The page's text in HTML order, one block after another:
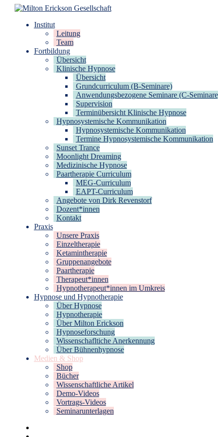
Zum
springenMilton Erickson Gesellschaft
für klinische Hypnose – Regionalstelle Tübingen
Institut
Leitung
Team
Fortbildung
Übersicht
Klinische Hypnose
Übersicht
Grundcurriculum (B-Seminare)
Anwendungsbezogene Seminare (C-
Supervision
Terminübersicht Klinische Hypnose
Hypnosystemische Kommunikation
Hypnosystemische Kommunikation
Termine Hypnosystemische Kommunikation
Sunset Trance
Moonlight Dreaming
Medizinische Hypnose
Paartherapie Curriculum
MEG-Curriculum
EAPT-Curriculum
Angebote von Dirk Revenstorf
Dozent*innen
Kontakt
Praxis
Unsere Praxis
Einzeltherapie
Ketamintherapie
Gruppenangebote
Paartherapie
Therapeut*innen
Hypnotherapeut*innen im Umkreis
Hypnose und Hypnotherapie
Über Hypnose
Hypnotherapie
Über Milton Erickson
Hypnoseforschung
Wissenschafltiche Anerkennung
Über Bühnenhypnose
Medien & Shop
Shop
Bücher
Wissenschaftliche Artikel
Demo-Videos
Vortrags-Videos
Seminarunterlagen